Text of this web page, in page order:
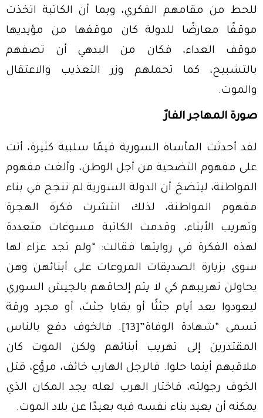
للحط من مقامهم الفكري، وبما أن الكاتبة اتخذت
موقفًا معارضًا للدولة كان موقفها من مؤيديها
موقف العداء، فكان من البدهي أن تصفهم
بالتشبيح، كما تحملهم وزر التعذيب والاعتقال
والموت.
صورة المهاجر الفارّ
لقد أحدثت المأساة السورية قيمًا سلبية كثيرة، أتت
على مفهوم التضحية من أجل الوطن، وألغت مفهوم
المواطنة، ليتضحَ أن الدولة السورية لم تنجح في بناء
مفهوم المواطنة، لذلك انتشرت فكرة الهجرة
وتهريب الأبناء، وقدمت الكاتبة مسوغات متعددة
لهذه الفكرة في روايتها فقالت: “ولم تجد عزاء لها
سوى بزيارة الصديقات المروعات على أبنائهن وهن
يحاولن تهريبهم كي لا يتم إلحاقهم بالجيش السوري
ليعودوا بعد أيام جثثًا أو بقايا جثث، أو مجرد ورقة
تسمى “شهادة الوفاة”
. فالخوف دفع بالناس
المقتدرين إلى تهريب أبنائهم ولكن الموت كان
ملاقيهم أينما حلوا. فالرجل الهارب خائف، مروَّع، قتل
الخوف رجولته، فاختار الهرب لعله يجد المكان الذي
يمكنه أن يعيد بناء نفسه فيه بعيدًا عن بلاد الموت.